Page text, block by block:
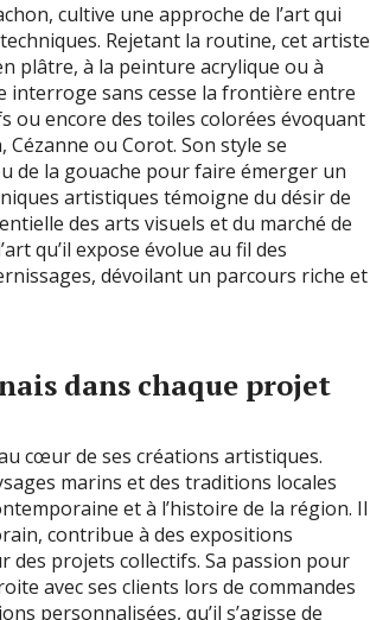
cultive une approche de l’art qui
Rejetant la routine, cet artiste
plâtre, à la peinture acrylique ou à
interroge sans cesse la frontière entre
ou encore des toiles colorées évoquant
ou Corot. Son style se
de la gouache pour faire émerger un
artistiques témoigne du désir de
des arts visuels et du marché de
qu’il expose évolue au fil des
dévoilant un parcours riche et
dans chaque projet
cœur de ses créations artistiques.
marins et des traditions locales
et à l’histoire de la région. Il
contribue à des expositions
des projets collectifs. Sa passion pour
avec ses clients lors de commandes
personnalisées, qu’il s’agisse de